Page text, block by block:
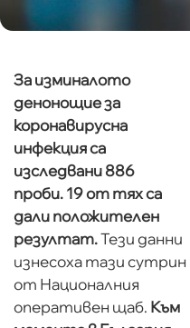
За изминалото
денонощие за
коронавирусна
инфекция са
изследвани 886
проби. 19 от тях са
дали положителен
резултат.Тези данни
изнесоха тази сутрин
от Националния
оперативен щаб. Към